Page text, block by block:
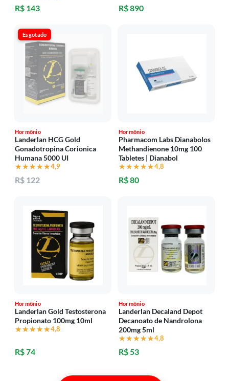
R$ 143 R$ 890
Esgotado
Hormônio
Landerlan HCG Gold
Gonadotropina Corionica
Humana 5000 UI
★★★★★
★★★★★4,9
R$ 122
Hormônio
Pharmacom Labs Dianabolos
Methandienone 10mg 100
Tabletes | Dianabol
★★★★★
★★★★★4,8
R$ 80
Hormônio
Landerlan Gold Testosterona
Propionato 100mg 10ml
★★★★★
★★★★★4,8
R$ 74
Hormônio
Landerlan Decaland Depot
Decanoato de Nandrolona
200mg 5ml
★★★★★
★★★★★4,8
R$ 53